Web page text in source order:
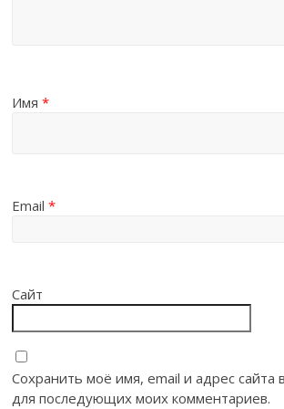
Имя*
Email*
Сайт
Сохранить моё имя, email и адрес сайта
для последующих моих комментариев.